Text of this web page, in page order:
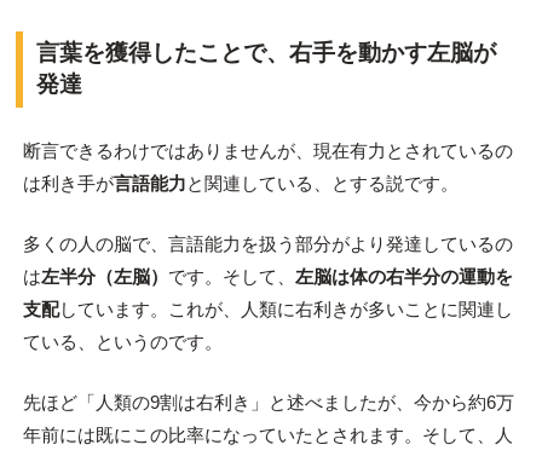
言葉を獲得したことで、右手を動かす左脳が
発達
断言できるわけではありませんが、現在有力とされているの
は利き手が言語能力と関連している、とする説です。
多くの人の脳で、言語能力を扱う部分がより発達しているの
は左半分（左脳） です。そして、 左脳は体の右半分の運動を
支配しています。これが、人類に右利きが多いことに関連し
ている、というのです。
先ほど「人類の9割は右利き」と述べましたが、今から約6万
年前には既にこの比率になっていたとされます。そして、人